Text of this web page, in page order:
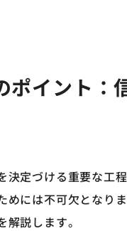
イント：
定づける重要な工
には不可欠となり
説します。